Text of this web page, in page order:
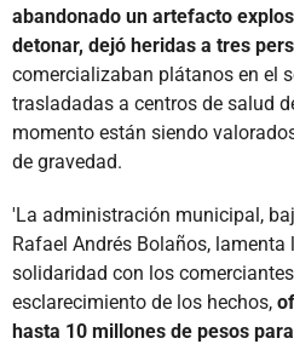
abandonado un artefacto
detonar, dejó heridas a tres
comercializaban plátanos en el
trasladadas a centros de salud
momento están siendo
de gravedad.
'La administración municipal,
Rafael Andrés Bolaños, lamenta
solidaridad con los
esclarecimiento de los hechos,
hasta 10 millones de pesos